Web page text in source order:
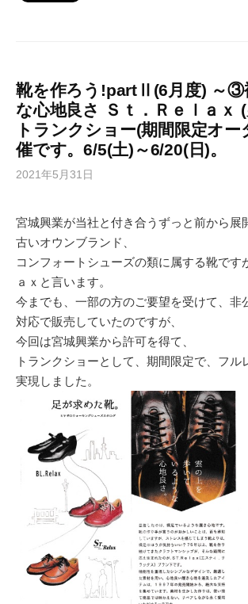
靴を作ろう!partⅡ(6月度) ～③
な心地良さ Ｓｔ．Ｒｅｌａｘ
トランクショー(期間限定オー
催です。6/5(土)～6/20(日)。
2021年5月31日
宮城興業が当社と付き合うずっと前から展
古いオウンブランド、
コンフォートシューズの類に属する靴です
ａｘと言います。
今までも、一部の方のご要望を受けて、非
対応で販売していたのですが、
今回は宮城興業から許可を得て、
トランクショーとして、期間限定で、フル
実現しました。